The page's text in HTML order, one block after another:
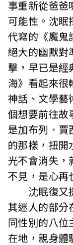
事重新從爸爸
可能性。沈眠
代寫的《魔鬼
絕大的幽默對
擊，早已是經
海》看起來很
神話、文學藝
個想要前往故
是加布列
・ 賈
的那樣，扭開
光不會消失，
不見，是心再
沈眠復又提
其迷人的部分
同性別的八位
在地，親身體